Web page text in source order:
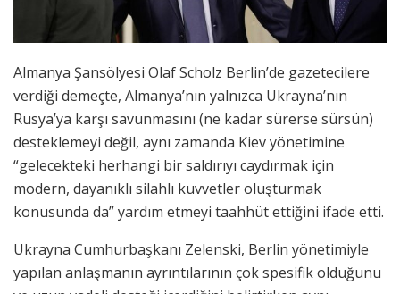
Almanya Şansölyesi Olaf Scholz Berlin’de gazetecilere
verdiği demeçte, Almanya’nın yalnızca Ukrayna’nın
Rusya’ya karşı savunmasını (ne kadar sürerse sürsün)
desteklemeyi değil, aynı zamanda Kiev yönetimine
“gelecekteki herhangi bir saldırıyı caydırmak için
modern, dayanıklı silahlı kuvvetler oluşturmak
konusunda da” yardım etmeyi taahhüt ettiğini ifade etti.
Ukrayna Cumhurbaşkanı Zelenski, Berlin yönetimiyle
yapılan anlaşmanın ayrıntılarının çok spesifik olduğunu